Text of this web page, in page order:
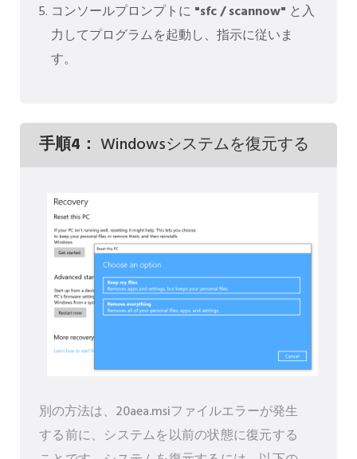
コンソールプロンプトに "sfc / scannow" と入
力してプログラムを起動し、指示に従いま
す。
手順4： Windowsシステムを復元する
別の方法は、20aea.msiファイルエラーが発生
する前に、システムを以前の状態に復元する